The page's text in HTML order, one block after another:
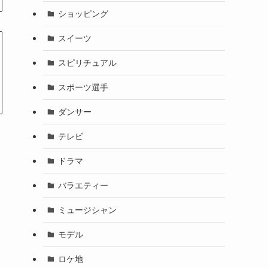
ショッピング
スイーツ
スピリチュアル
スポーツ選手
ダンサー
テレビ
ドラマ
バラエティー
ミュージシャン
モデル
ロケ地